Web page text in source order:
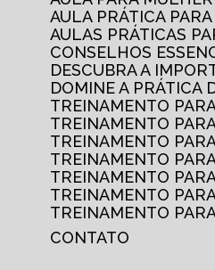
AULA PRÁTICA
AULAS PRÁTICAS
CONSELHOS
DESCUBRA A
DOMINE A PRÁTICA
TREINAMENTO
TREINAMENTO
TREINAMENTO
TREINAMENTO
TREINAMENTO
TREINAMENTO
TREINAMENTO
CONTATO